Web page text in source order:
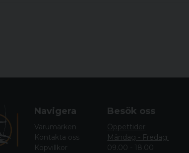
Navigera
Varumärken
Kontakta oss
Köpvillkor
Besök oss
Öppettider
Måndag - Fredag:
09.00 - 18.00